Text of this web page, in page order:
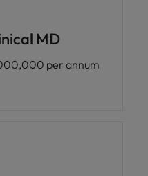
MD
per annum